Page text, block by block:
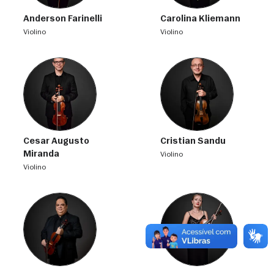
Anderson Farinelli
violino
Carolina Kliemann
violino
Cesar Augusto
Miranda
violino
Cristian Sandu
violino